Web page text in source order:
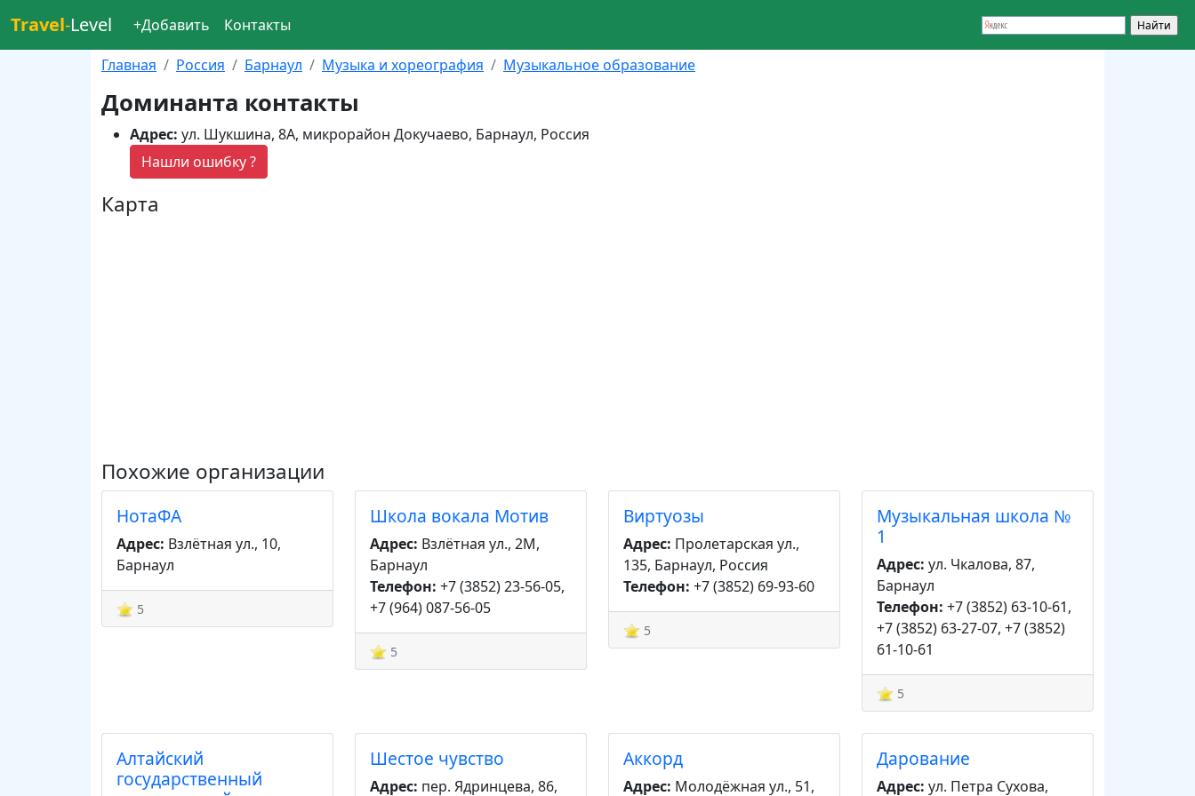
Travel-Level +Добавить Контакты
Главная Россия Барнаул Музыка и хореография Музыкальное образование
Доминанта контакты
Адрес: ул. Шукшина, 8А, микрорайон Докучаево, Барнаул, Россия
Нашли ошибку ?
Карта
Похожие организации
НотаФА
Адрес: Взлётная ул., 10,
Барнаул
5
Школа вокала Мотив
Адрес: Взлётная ул., 2М,
Барнаул
Телефон: +7 (3852) 23-56-05,
+7 (964) 087-56-05
5
Виртуозы
Адрес: Пролетарская ул.,
135, Барнаул, Россия
Телефон: +7 (3852) 69-93-60
5
Музыкальная школа №
1
Адрес: ул. Чкалова, 87,
Барнаул
Телефон: +7 (3852) 63-10-61,
+7 (3852) 63-27-07, +7 (3852)
61-10-61
5
Алтайский
государственный
Шестое чувство
Адрес: пер. Ядринцева, 86,
Аккорд
Адрес: Молодёжная ул., 51,
Дарование
Адрес: ул. Петра Сухова,